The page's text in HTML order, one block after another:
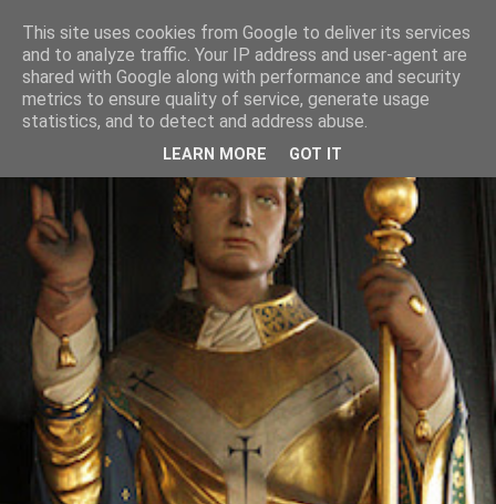
This site uses cookies from Google to deliver its services
and to analyze traffic. Your IP address and user-agent are
shared with Google along with performance and security
metrics to ensure quality of service, generate usage
statistics, and to detect and address abuse.
LEARN MORE GOT IT